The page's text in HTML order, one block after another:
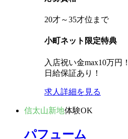
20才～35才位まで
小町ネット限定特典
入店祝い金max10万円！
日給保証あり！
求人詳細を見る
信太山新地体験OK
パフューム